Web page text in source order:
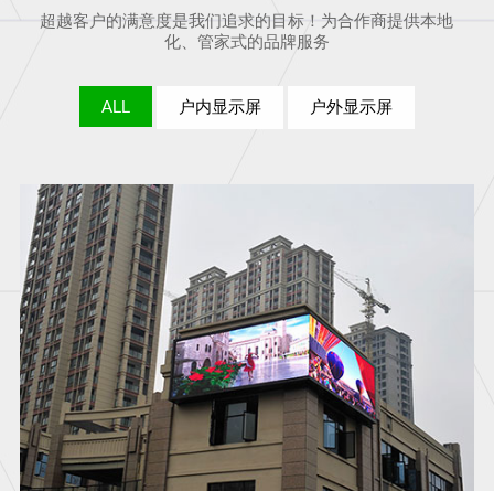
超越客户的满意度是我们追求的目标！为合作商提供本地
化、管家式的品牌服务
ALL 户内显示屏 户外显示屏